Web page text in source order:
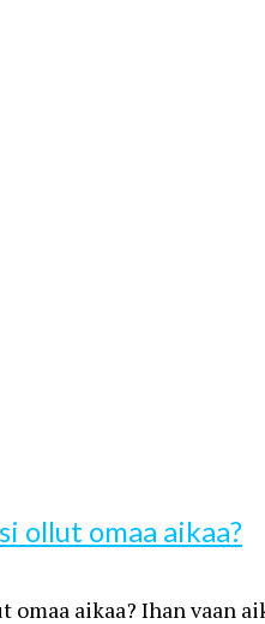
ollut omaa aikaa?
aikaa? Ihan vaan